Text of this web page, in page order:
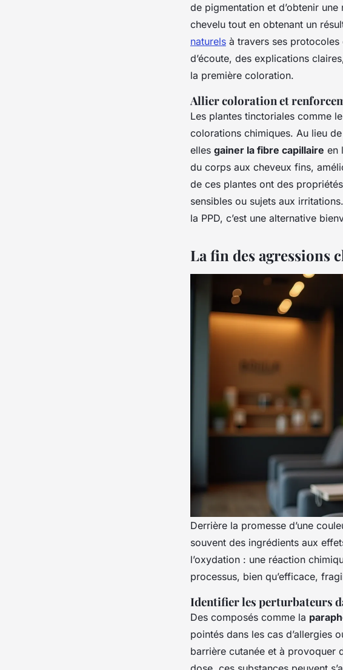
de pigmentation et d’obtenir
chevelu tout en obtenant un
naturels à travers ses
d’écoute, des explications
la première coloration.
Allier coloration et
Les plantes tinctoriales comme
colorations chimiques. Au lieu
elles gainer la fibre capillaire en
du corps aux cheveux fins,
de ces plantes ont des
sensibles ou sujets aux
la PPD, c’est une alternative
La fin des agressions
Derrière la promesse d’une
souvent des ingrédients aux
l’oxydation : une réaction
processus, bien qu’efficace,
Identifier les perturbateurs
Des composés comme la
pointés dans les cas d’allergies
barrière cutanée et à provoquer